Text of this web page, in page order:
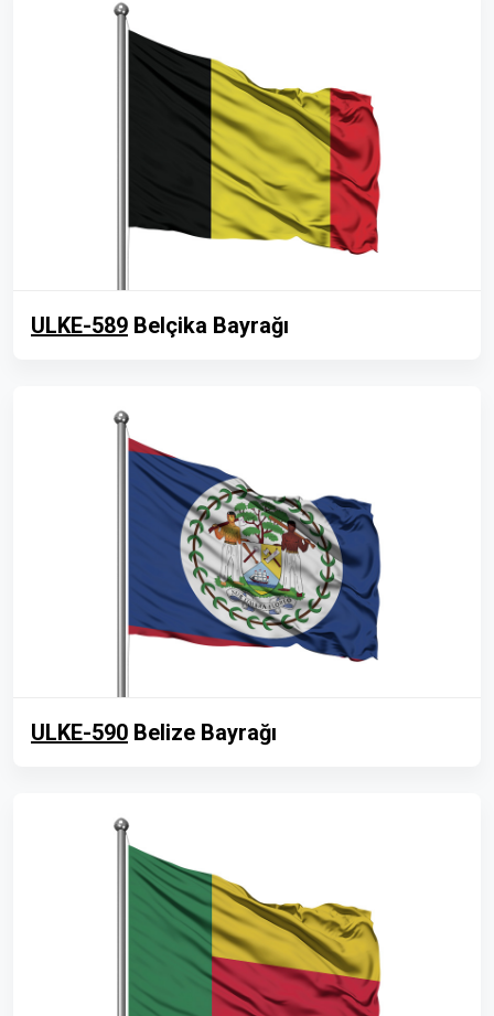
ULKE-589 Belçika Bayrağı
ULKE-590 Belize Bayrağı